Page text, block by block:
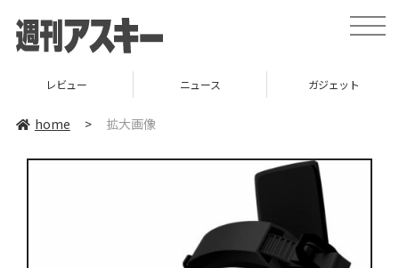
toggle
レビュー ニュース ガジェット
home > 拡大画像